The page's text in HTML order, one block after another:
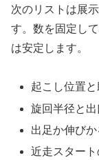
次のリストは展
す。数を固定し
は安定します。
起こし位置
旋回半径と
出足か伸び
近走スター